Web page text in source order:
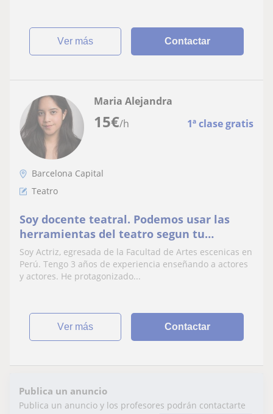
ver más Contactar
15€/h 1ª clase gratis
Maria Alejandra
Barcelona Capital
Teatro
Soy docente teatral. Podemos usar las
herramientas del teatro segun tu
objetivo: habilidades blandas o mejorar tu
acting, etc
Soy Actriz, egresada de la Facultad de Artes escenicas en
Perú. Tengo 3 años de experiencia enseñando a actores
y actores. He protagonizado...
ver más Contactar
Publica un anuncio
Publica un anuncio y los profesores podrán contactarte